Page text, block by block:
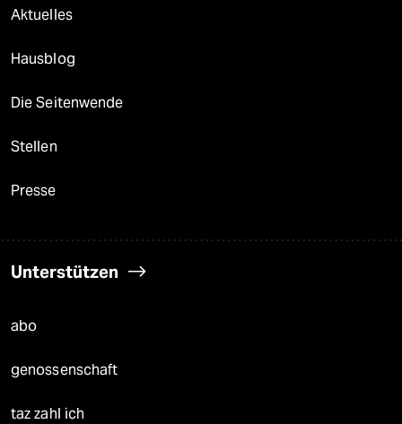
Aktuelles
Hausblog
Die Seitenwende
Stellen
Presse
Unterstützen
abo
genossenschaft
taz zahl ich